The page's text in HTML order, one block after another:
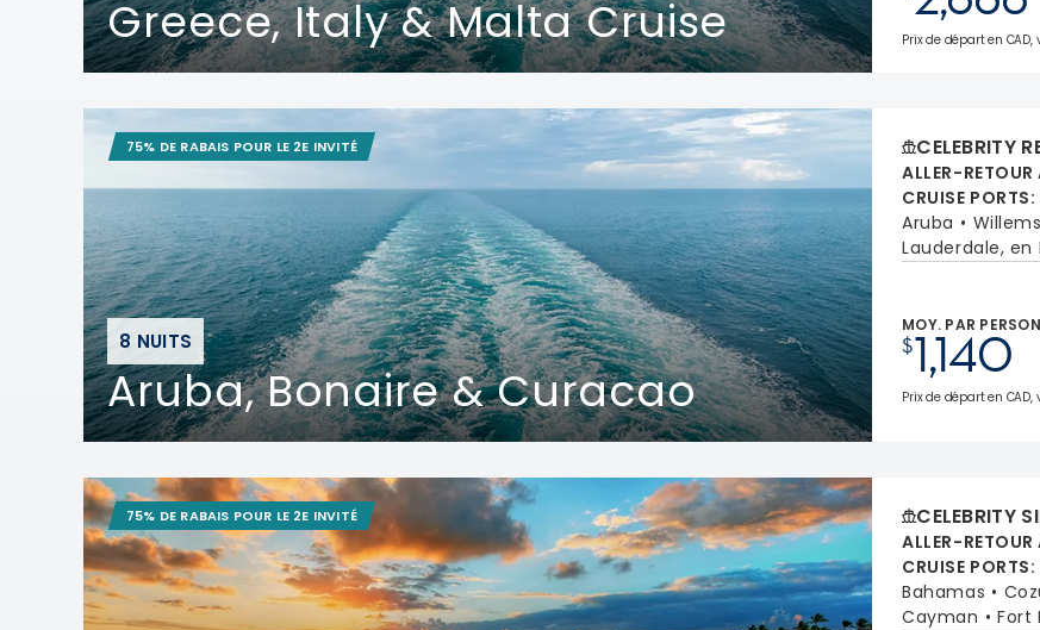
Greece, Italy & Malta Cruise Prix de départ en
8 NUITS
Aruba, Bonaire & Curacao
75% DE RABAIS POUR LE 2E INVITÉ CELEBRITY
ALLER-
CRUISE PORTS:
Aruba
Lauderdale, en
MOY. PAR
$1,140
Prix de départ en
75% DE RABAIS POUR LE 2E INVITÉ CELEBRITY
ALLER-
CRUISE PORTS:
Bahamas
Cayman
Fort